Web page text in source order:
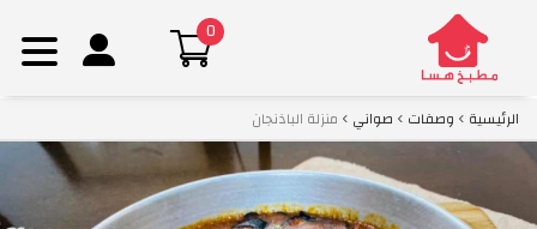
Skip
content
الرئيسية وصفات صواني منزلة الباذنجان
0